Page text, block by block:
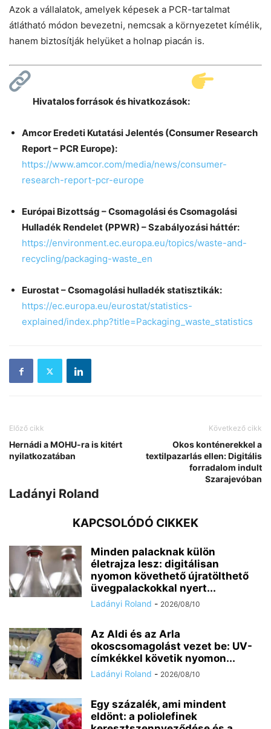
Azok a vállalatok, amelyek képesek a PCR-tartalmat
átlátható módon bevezetni, nemcsak a környezetet kímélik,
hanem biztosítják helyüket a holnap piacán is.
Hivatalos források és hivatkozások:
Amcor Eredeti Kutatási Jelentés (Consumer Research
Report – PCR Europe):
https://www.amcor.com/media/news/consumer-
research-report-pcr-europe
Európai Bizottság – Csomagolási és Csomagolási
Hulladék Rendelet (PPWR) – Szabályozási háttér:
https://environment.ec.europa.eu/topics/waste-and-
recycling/packaging-waste_en
Eurostat – Csomagolási hulladék statisztikák:
https://ec.europa.eu/eurostat/statistics-
explained/index.php?title=Packaging_waste_statistics
Előző cikk
Hernádi a MOHU-ra is kitért
nyilatkozatában
Következő cikk
Okos konténerekkel a
textilpazarlás ellen: Digitális
forradalom indult
Szarajevóban
Ladányi Roland
KAPCSOLÓDÓ CIKKEK
Minden palacknak külön
életrajza lesz: digitálisan
nyomon követhető újratölthető
üvegpalackokkal nyert...
Ladányi Roland - 2026/08/10
Az Aldi és az Arla
okoscsomagolást vezet be: UV-
címkékkel követik nyomon...
Ladányi Roland - 2026/08/10
Egy százalék, ami mindent
eldönt: a poliolefinek